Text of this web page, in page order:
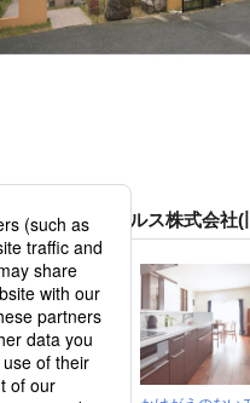
ン京田辺 アルス株式会社(